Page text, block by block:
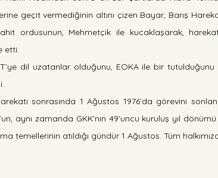
geçit vermediğinin altını çizen Bayar, Barış
ordusunun, Mehmetçik ile kucaklaşarak,
etti.
dil uzatanlar olduğunu, EOKA ile bir tutulduğunu
sonrasında 1 Ağustos 1976’da görevini
aynı zamanda GKK’nın 49’uncu kuruluş yıl
temellerinin atıldığı gündür 1 Ağustos. Tüm